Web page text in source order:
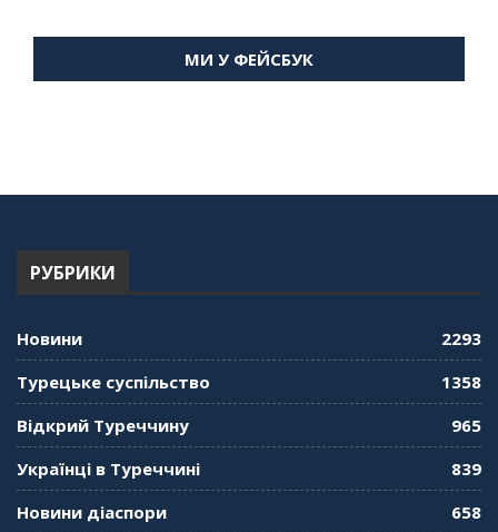
Мухарський про життя в Туреччині
"Дзеркало діаспори". Випуск 13. МУШ в
"Дзеркало діаспори". Випуск 11. Олександр
"Дзеркало діаспори". Випуск 10. Тонкощі та
МИ У ФЕЙСБУК
РУБРИКИ
Новини
2293
Турецьке суспільство
1358
Відкрий Туреччину
965
Українці в Туреччині
839
Новини діаспори
658